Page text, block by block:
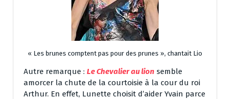
« Les brunes comptent pas pour des prunes », chantait Lio
Autre remarque : Le Chevalier au lion semble
amorcer la chute de la courtoisie à la cour du roi
Arthur. En effet, Lunette choisit d’aider Yvain parce